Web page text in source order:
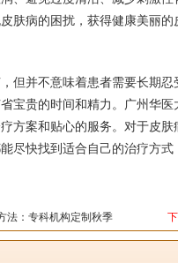
肤病的困扰，获得健康美丽的
但并不意味着患者需要长期
宝贵的时间和精力。广州华
方案和贴心的服务。对于皮
尽快找到适合自己的治疗方式
法：专科机构定制秋季